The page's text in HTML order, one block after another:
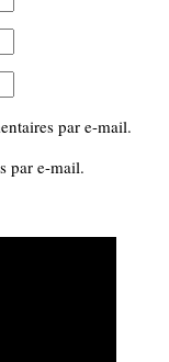
par e-mail.
par e-mail.